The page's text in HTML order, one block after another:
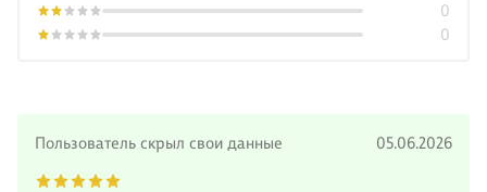
0
0
Пользователь скрыл свои данные 05.06.2026